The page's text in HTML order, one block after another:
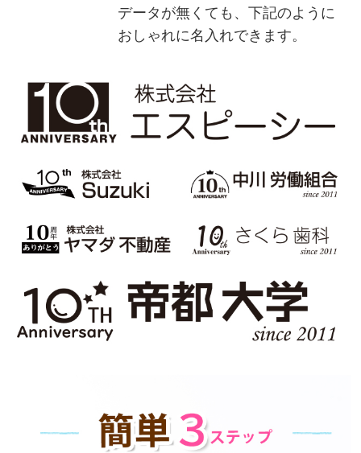
データが無くても、下記のように
おしゃれに名入れできます。